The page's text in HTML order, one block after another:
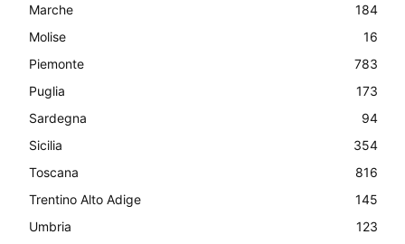
Marche
184
Molise
16
Piemonte
783
Puglia
173
Sardegna
94
Sicilia
354
Toscana
816
Trentino Alto Adige
145
Umbria
123